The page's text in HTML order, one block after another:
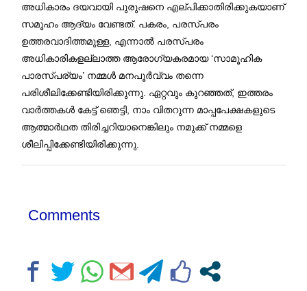
അധികാരം ദയവായി പുരുഷനെ എല്പിക്കാതിരിക്കുകയാണ്
സമൂഹം ആദ്യം വേണ്ടത്. പകരം, പരസ്പരം
ഉത്തരവാദിത്തമുള്ള, എന്നാൽ പരസ്പരം
അധികാരികളല്ലാത്ത ആരോഗ്യകരമായ ‘സാമൂഹിക
പാരസ്പര്യം’ നമ്മൾ മനപൂർവ്വം തന്നെ
പരിശീലിക്കേണ്ടിയിരിക്കുന്നു. ഏറ്റവും കുറഞ്ഞത്‌, ഇത്തരം
വാർത്തകൾ കേട്ട് ഞെട്ടി, നാം വിതറുന്ന മാപ്പപേക്ഷകളുടെ
ആത്മാർഥത തിരിച്ചറിയാനെങ്കിലും നമുക്ക് നമ്മളെ
ശീലിപ്പിക്കേണ്ടിയിരിക്കുന്നു.
Comments